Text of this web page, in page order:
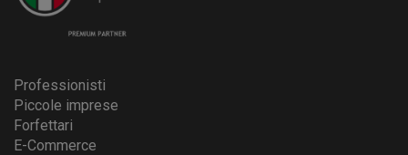
Professionisti
Piccole imprese
Forfettari
E-Commerce